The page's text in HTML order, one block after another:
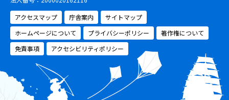
アクセスマップ
庁舎案内
サイトマップ
ホームページについて
プライバシーポリシー
著作権について
免責事項
アクセシビリティポリシー